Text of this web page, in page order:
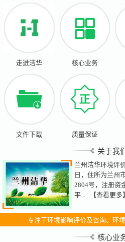
走进洁华 核心业务
文件下载 质量保证
关于我们
兰州洁华环境评
日，住所为兰州
2804号，注册资
平...
【查看更多】
专注于环境影响评价及咨询、环
核心业